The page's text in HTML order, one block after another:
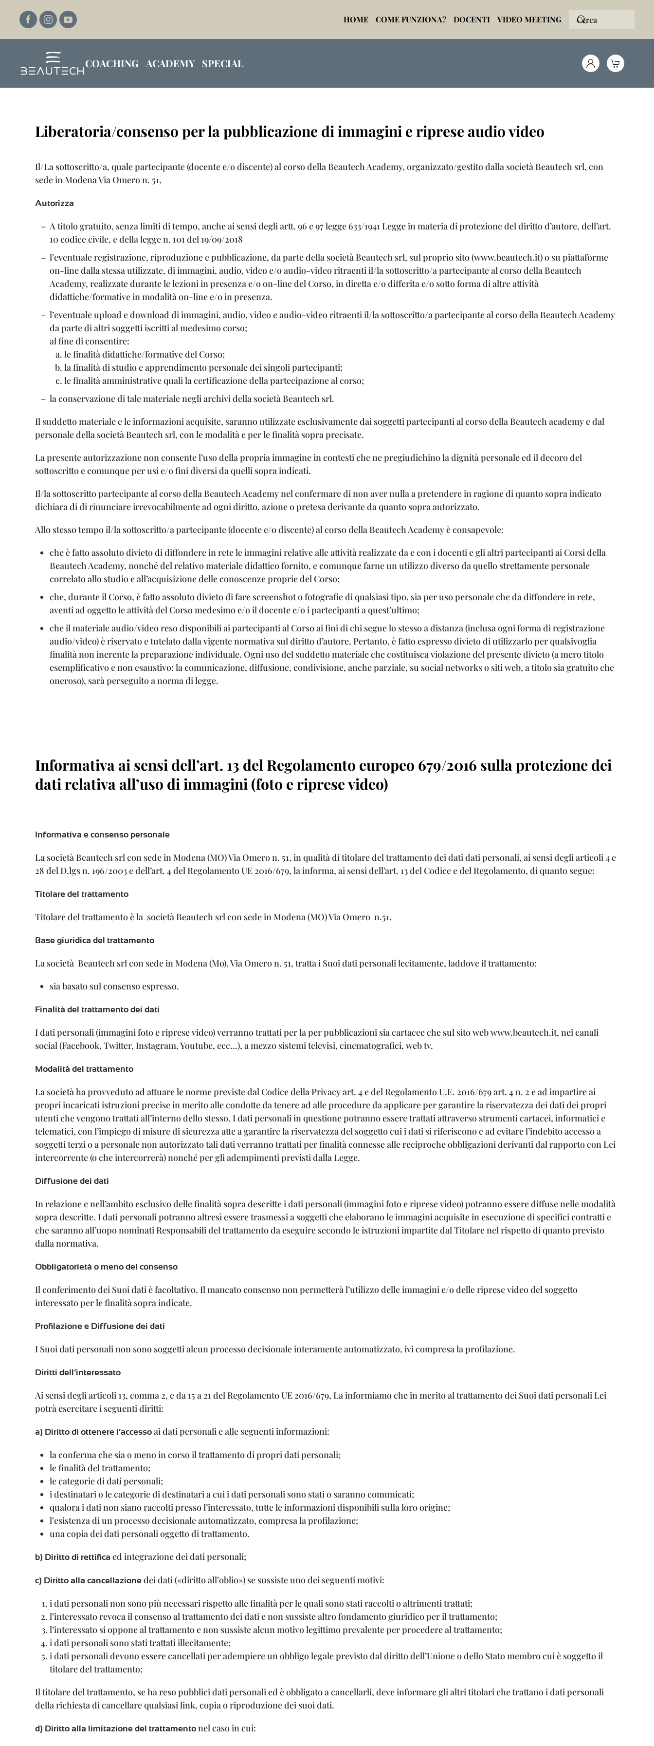
Passa al contenuto principale
HOME COME FUNZIONA? DOCENTI VIDEO MEETING
COACHING ACADEMY SPECIAL
Liberatoria/consenso per la pubblicazione di immagini e riprese audio video
Il/La sottoscritto/a, quale partecipante (docente e/o discente) al corso della Beautech Academy, organizzato/gestito dalla società Beautech srl, con
sede in Modena Via Omero n. 51,
Autorizza
A titolo gratuito, senza limiti di tempo, anche ai sensi degli artt. 96 e 97 legge 633/1941 Legge in materia di protezione del diritto d’autore, dell’art.
10 codice civile, e della legge n. 101 del 19/09/2018
l’eventuale registrazione, riproduzione e pubblicazione, da parte della società Beautech srl, sul proprio sito (www.beautech.it) o su piattaforme
on-line dalla stessa utilizzate, di immagini, audio, video e/o audio-video ritraenti il/la sottoscritto/a partecipante al corso della Beautech
Academy, realizzate durante le lezioni in presenza e/o on-line del Corso, in diretta e/o differita e/o sotto forma di altre attività
didattiche/formative in modalità on-line e/o in presenza.
l’eventuale upload e download di immagini, audio, video e audio-video ritraenti il/la sottoscritto/a partecipante al corso della Beautech Academy
da parte di altri soggetti iscritti al medesimo corso;
al fine di consentire:
le finalità didattiche/formative del Corso;
la finalità di studio e apprendimento personale dei singoli partecipanti;
le finalità amministrative quali la certificazione della partecipazione al corso;
la conservazione di tale materiale negli archivi della società Beautech srl.
Il suddetto materiale e le informazioni acquisite, saranno utilizzate esclusivamente dai soggetti partecipanti al corso della Beautech academy e dal
personale della società Beautech srl, con le modalità e per le finalità sopra precisate.
La presente autorizzazione non consente l’uso della propria immagine in contesti che ne pregiudichino la dignità personale ed il decoro del
sottoscritto e comunque per usi e/o fini diversi da quelli sopra indicati.
Il/la sottoscritto partecipante al corso della Beautech Academy nel confermare di non aver nulla a pretendere in ragione di quanto sopra indicato
dichiara di di rinunciare irrevocabilmente ad ogni diritto, azione o pretesa derivante da quanto sopra autorizzato.
Allo stesso tempo il/la sottoscritto/a partecipante (docente e/o discente) al corso della Beautech Academy è consapevole:
che è fatto assoluto divieto di diffondere in rete le immagini relative alle attività realizzate da e con i docenti e gli altri partecipanti ai Corsi della
Beautech Academy, nonché del relativo materiale didattico fornito, e comunque farne un utilizzo diverso da quello strettamente personale
correlato allo studio e all’acquisizione delle conoscenze proprie del Corso;
che, durante il Corso, è fatto assoluto divieto di fare screenshot o fotografie di qualsiasi tipo, sia per uso personale che da diffondere in rete,
aventi ad oggetto le attività del Corso medesimo e/o il docente e/o i partecipanti a quest’ultimo;
che il materiale audio/video reso disponibili ai partecipanti al Corso ai fini di chi segue lo stesso a distanza (inclusa ogni forma di registrazione
audio/video) è riservato e tutelato dalla vigente normativa sul diritto d’autore. Pertanto, è fatto espresso divieto di utilizzarlo per qualsivoglia
finalità non inerente la preparazione individuale. Ogni uso del suddetto materiale che costituisca violazione del presente divieto (a mero titolo
esemplificativo e non esaustivo: la comunicazione, diffusione, condivisione, anche parziale, su social networks o siti web, a titolo sia gratuito che
oneroso), sarà perseguito a norma di legge.
Informativa ai sensi dell’art. 13 del Regolamento europeo 679/2016 sulla protezione dei
dati relativa all’uso di immagini (foto e riprese video)
Informativa e consenso personale
La società Beautech srl con sede in Modena (MO) Via Omero n. 51, in qualità di titolare del trattamento dei dati dati personali, ai sensi degli articoli 4 e
28 del D.lgs n. 196/2003 e dell’art. 4 del Regolamento UE 2016/679, la informa, ai sensi dell’art. 13 del Codice e del Regolamento, di quanto segue:
Titolare del trattamento
Titolare del trattamento è la società Beautech srl con sede in Modena (MO) Via Omero n.51.
Base giuridica del trattamento
La società Beautech srl con sede in Modena (Mo), Via Omero n. 51, tratta i Suoi dati personali lecitamente, laddove il trattamento:
sia basato sul consenso espresso.
Finalità del trattamento dei dati
I dati personali (immagini foto e riprese video) verranno trattati per la per pubblicazioni sia cartacee che sul sito web www.beautech.it, nei canali
social (Facebook, Twitter, Instagram, Youtube, ecc…), a mezzo sistemi televisi, cinematografici, web tv.
Modalità del trattamento
La società ha provveduto ad attuare le norme previste dal Codice della Privacy art. 4 e del Regolamento U.E. 2016/679 art. 4 n. 2 e ad impartire ai
propri incaricati istruzioni precise in merito alle condotte da tenere ad alle procedure da applicare per garantire la riservatezza dei dati dei propri
utenti che vengono trattati all’interno dello stesso. I dati personali in questione potranno essere trattati attraverso strumenti cartacei, informatici e
telematici, con l’impiego di misure di sicurezza atte a garantire la riservatezza del soggetto cui i dati si riferiscono e ad evitare l’indebito accesso a
soggetti terzi o a personale non autorizzato tali dati verranno trattati per finalità connesse alle reciproche obbligazioni derivanti dal rapporto con Lei
intercorrente (o che intercorrerà) nonché per gli adempimenti previsti dalla Legge.
Diffusione dei dati
In relazione e nell’ambito esclusivo delle finalità sopra descritte i dati personali (immagini foto e riprese video) potranno essere diffuse nelle modalità
sopra descritte. I dati personali potranno altresì essere trasmessi a soggetti che elaborano le immagini acquisite in esecuzione di specifici contratti e
che saranno all’uopo nominati Responsabili del trattamento da eseguire secondo le istruzioni impartite dal Titolare nel rispetto di quanto previsto
dalla normativa.
Obbligatorietà o meno del consenso
Il conferimento dei Suoi dati è facoltativo. Il mancato consenso non permetterà l’utilizzo delle immagini e/o delle riprese video del soggetto
interessato per le finalità sopra indicate.
Profilazione e Diffusione dei dati
I Suoi dati personali non sono soggetti alcun processo decisionale interamente automatizzato, ivi compresa la profilazione.
Diritti dell’interessato
Ai sensi degli articoli 13, comma 2, e da 15 a 21 del Regolamento UE 2016/679, La informiamo che in merito al trattamento dei Suoi dati personali Lei
potrà esercitare i seguenti diritti:
a) Diritto di ottenere l’accesso ai dati personali e alle seguenti informazioni:
la conferma che sia o meno in corso il trattamento di propri dati personali;
le finalità del trattamento;
le categorie di dati personali;
i destinatari o le categorie di destinatari a cui i dati personali sono stati o saranno comunicati;
qualora i dati non siano raccolti presso l’interessato, tutte le informazioni disponibili sulla loro origine;
l’esistenza di un processo decisionale automatizzato, compresa la profilazione;
una copia dei dati personali oggetto di trattamento.
b) Diritto di rettifica ed integrazione dei dati personali;
c) Diritto alla cancellazione dei dati («diritto all’oblio») se sussiste uno dei seguenti motivi:
i dati personali non sono più necessari rispetto alle finalità per le quali sono stati raccolti o altrimenti trattati;
l’interessato revoca il consenso al trattamento dei dati e non sussiste altro fondamento giuridico per il trattamento;
l’interessato si oppone al trattamento e non sussiste alcun motivo legittimo prevalente per procedere al trattamento;
i dati personali sono stati trattati illecitamente;
i dati personali devono essere cancellati per adempiere un obbligo legale previsto dal diritto dell’Unione o dello Stato membro cui è soggetto il
titolare del trattamento;
Il titolare del trattamento, se ha reso pubblici dati personali ed è obbligato a cancellarli, deve informare gli altri titolari che trattano i dati personali
della richiesta di cancellare qualsiasi link, copia o riproduzione dei suoi dati.
d) Diritto alla limitazione del trattamento nel caso in cui: